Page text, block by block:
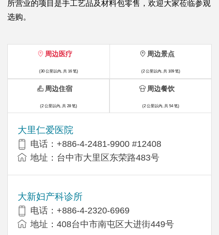
所营业的项目是手工艺品及材料包零售，欢迎大家莅临参观
选购。
周边医疗
(30 公里以内, 共 16 笔)
大里仁爱医院
电话：+886-4-2481-9900 #12408
地址：台中市大里区东荣路483号
大新妇产科诊所
电话：+886-4-2320-6969
地址：408台中市南屯区大进街449号
周边景点
(2 公里以内, 共 109 笔)
周边住宿
(2 公里以内, 共 28 笔)
周边餐饮
(2 公里以内, 共 54 笔)